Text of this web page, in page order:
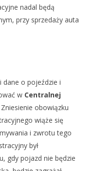
nadal będą
przy sprzedaży auta
o pojeździe i
w Centralnej
Zniesienie obowiązku
wiąże się
i zwrotu tego
był
gdy pojazd nie będzie